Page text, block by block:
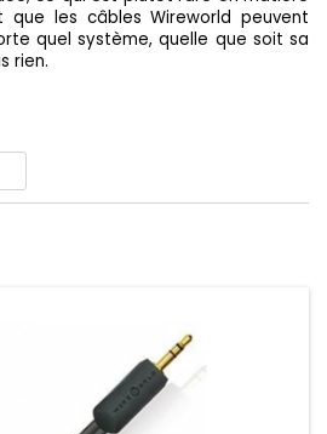
les câbles Wireworld peuvent
quel système, quelle que soit sa
rien.